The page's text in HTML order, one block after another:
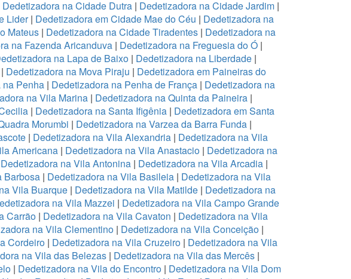
Dedetizadora na Cidade Dutra | Dedetizadora na Cidade Jardim|
Lider| Dedetizadora em Cidade Mae do Céu | Dedetizadora na
Mateus| Dedetizadora na Cidade Tiradentes| Dedetizadora na
na Fazenda Aricanduva | Dedetizadora na Freguesia do Ó |
na Lapa de Baixo | Dedetizadora na Liberdade |
| Dedetizadora na Mova Piraju | Dedetizadora em Paineiras do
na Penha | Dedetizadora na Penha de França | Dedetizadora na
na Vila Marina | Dedetizadora na Quinta da Paineira |
| Dedetizadora na Santa Ifigênia | Dedetizadora em Santa
Morumbi | Dedetizadora na Varzea da Barra Funda|
| Dedetizadora na Vila Alexandria | Dedetizadora na Vila
Americana| Dedetizadora na Vila Anastacio| Dedetizadora na
Dedetizadora na Vila Antonina | Dedetizadora na Vila Arcadia |
Barbosa | Dedetizadora na Vila Basileia | Dedetizadora na Vila
Vila Buarque| Dedetizadora na Vila Matilde| Dedetizadora na
na Vila Mazzei | Dedetizadora na Vila Campo Grande
Carrão| Dedetizadora na Vila Cavaton | Dedetizadora na Vila
na Vila Clementino| Dedetizadora na Vila Conceição|
Cordeiro| Dedetizadora na Vila Cruzeiro | Dedetizadora na Vila
na Vila das Belezas| Dedetizadora na Vila das Mercês|
| Dedetizadora na Vila do Encontro | Dedetizadora na Vila Dom